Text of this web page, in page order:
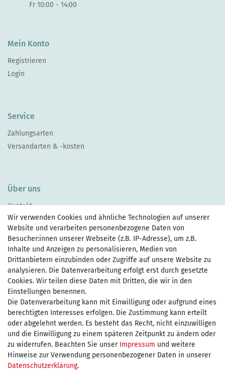
Fr 10:00 - 14:00
Mein Konto
Registrieren
Login
Service
Zahlungsarten
Versandarten & -kosten
Über uns
Kontakt
Zahlen Sie bequem per
Wir versenden mit
kostenfreie Lieferung
innerhalb Deutschland ab 75€
Wir verwenden Cookies und ähnliche Technologien auf unserer
Website und verarbeiten personenbezogene Daten von
Besucher:innen unserer Webseite (z.B. IP-Adresse), um z.B.
Inhalte und Anzeigen zu personalisieren, Medien von
Drittanbietern einzubinden oder Zugriffe auf unsere Website zu
analysieren. Die Datenverarbeitung erfolgt erst durch gesetzte
Cookies. Wir teilen diese Daten mit Dritten, die wir in den
Einstellungen benennen.
Die Datenverarbeitung kann mit Einwilligung oder aufgrund eines
berechtigten Interesses erfolgen. Die Zustimmung kann erteilt
oder abgelehnt werden. Es besteht das Recht, nicht einzuwilligen
und die Einwilligung zu einem späteren Zeitpunkt zu ändern oder
zu widerrufen. Beachten Sie unser Impressum und weitere
Hinweise zur Verwendung personenbezogener Daten in unserer
Daten­schutz­erklärung.